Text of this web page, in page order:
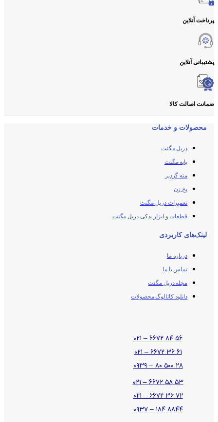
پرداخت آنلاین
پشتیبانی آنلاین
ضمانت اصالت کالا
محصولات و خدمات
دریل مگنت
پایه مگنت
مته گردبر
پخ زن
تعمیرات دریل مگنت
قطعات و ابزار یدکی دریل مگنت
لینک‌های کاربردی
درباره ما
تماس با ما
مجله دریل مگنت
دانلود کاتالوگ محصولات
۵۶ ۸۴ ۶۶۷۲ – ۰۲۱
۶۱ ۳۶ ۶۶۷۲ – ۰۲۱
۲۸ ۵۰۰ ۸۰ – ۰۹۳۹
۵۳ ۵۸ ۶۶۷۲ – ۰۲۱
۷۲ ۳۶ ۶۶۷۲ – ۰۲۱
۸۸۴۴ ۱۸۴ – ۰۹۳۷